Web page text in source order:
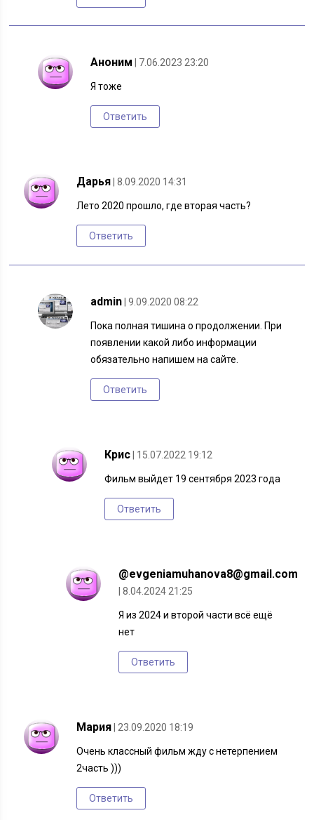
Аноним | 7.06.2023 23:20
Я тоже
Ответить
Дарья | 8.09.2020 14:31
Лето 2020 прошло, где вторая часть?
Ответить
admin | 9.09.2020 08:22
Пока полная тишина о продолжении. При
появлении какой либо информации
обязательно напишем на сайте.
Ответить
Крис | 15.07.2022 19:12
Фильм выйдет 19 сентября 2023 года
Ответить
@evgeniamuhanova8@gmail.com
| 8.04.2024 21:25
Я из 2024 и второй части всё ещё
нет
Ответить
Мария | 23.09.2020 18:19
Очень классный фильм жду с нетерпением
2часть )))
Ответить